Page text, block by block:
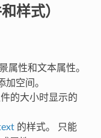
样式）
属性和文本属性。
空间。
的大小时显示的
的样式。 只能